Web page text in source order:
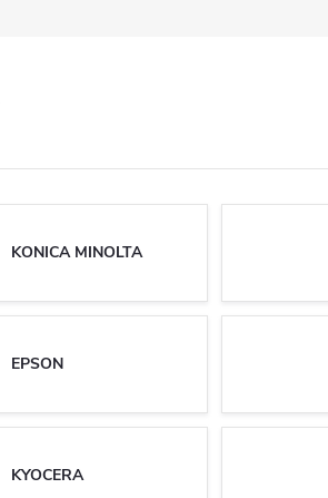
KONICA MINOLTA
EPSON
KYOCERA